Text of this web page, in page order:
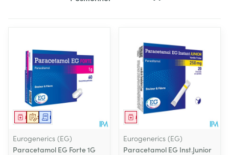
Sur prescription
MédicamentDemande écrite
Eurogenerics (EG)
Paracetamol EG Forte 1G
Médicament
Eurogenerics (EG)
Paracetamol EG Inst.Junior